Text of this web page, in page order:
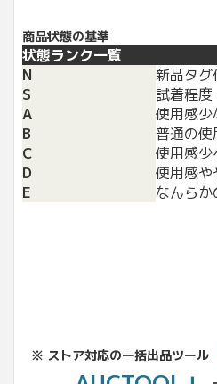
商品状態の基準
状態ランク一覧
N
新品タグ
S
試着程
A
使用感少
B
普通の使
C
使用感少
D
使用感や
E
なんら
※ ストア対応の一括出品ツール